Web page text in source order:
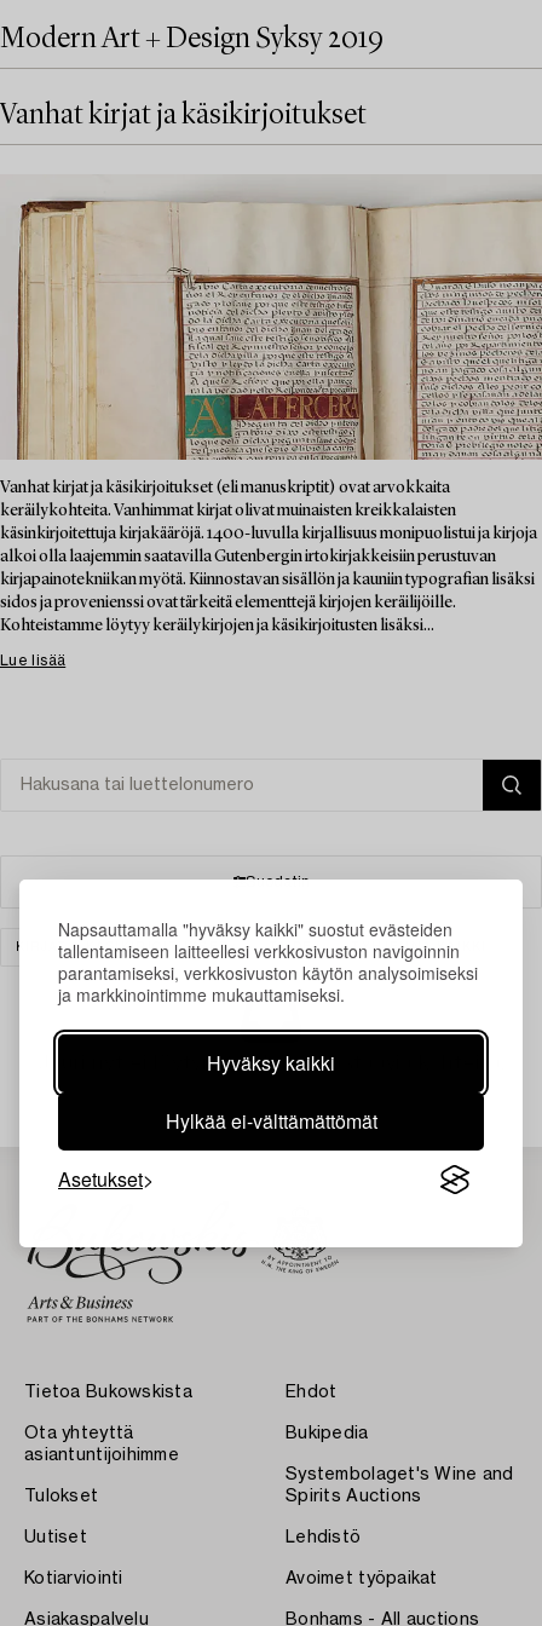
Napsauttamalla "hyväksy kaikki" suostut evästeiden
tallentamiseen laitteellesi verkkosivuston navigoinnin
parantamiseksi, verkkosivuston käytön analysoimiseksi
ja markkinointimme mukauttamiseksi.
Hyväksy kaikki
Hylkää ei-välttämättömät
Asetukset
Modern Art + Design Syksy 2019
Vanhat kirjat ja käsikirjoitukset
Vanhat kirjat ja käsikirjoitukset (eli manuskriptit) ovat arvokkaita
keräilykohteita. Vanhimmat kirjat olivat muinaisten kreikkalaisten
käsinkirjoitettuja kirjakääröjä. 1400-luvulla kirjallisuus monipuolistui ja kirjoja
alkoi olla laajemmin saatavilla Gutenbergin irtokirjakkeisiin perustuvan
kirjapainotekniikan myötä. Kiinnostavan sisällön ja kauniin typografian lisäksi
sidos ja provenienssi ovat tärkeitä elementtejä kirjojen keräilijöille.
Kohteistamme löytyy keräilykirjojen ja käsikirjoitusten lisäksi...
Lue lisää
Suodatin
KIRJAT & KÄSIKIRJOITUKSET TAIDE TYHJENNÄ KAIKKI
Juuri nyt ei löytynyt hakuasi vastaavia kohteita.
Tietoa Bukowskista
Ota yhteyttä
asiantuntijoihimme
Tulokset
Uutiset
Kotiarviointi
Asiakaspalvelu
Ehdot
Bukipedia
Systembolaget's Wine and
Spirits Auctions
Lehdistö
Avoimet työpaikat
Bonhams - All auctions